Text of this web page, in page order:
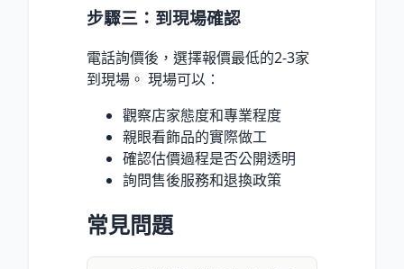
步驟三：到現場確認
電話詢價後，選擇報價最低的2-3家
到現場。 現場可以：
觀察店家態度和專業程度
親眼看飾品的實際做工
確認估價過程是否公開透明
詢問售後服務和退換政策
常見問題